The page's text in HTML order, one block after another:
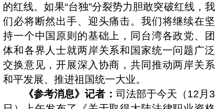
的红线。如果“台独”分裂势力胆敢突破红线，我
们必将断然出手、迎头痛击。我们将继续在坚
持一个中国原则的基础上，同台湾各政党、团
体和各界人士就两岸关系和国家统一问题广泛
交换意见，开展深入协商，共同推动两岸关系
和平发展、推进祖国统一大业。
《参考消息》记者： 司法部于今天（12月3